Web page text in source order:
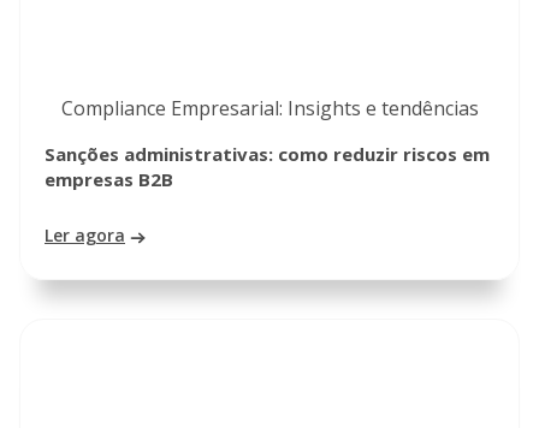
Compliance Empresarial: Insights e tendências
Sanções administrativas: como reduzir riscos em
empresas B2B
Ler agora